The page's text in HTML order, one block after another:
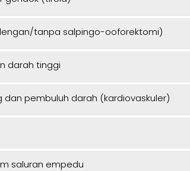
tanpa salpingo-ooforektomi)
darah tinggi
dan pembuluh darah (kardiovaskuler)
saluran empedu